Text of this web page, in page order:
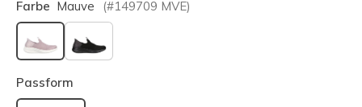
Farbe Mauve (#149709 MVE)
ausgewählt
Passform